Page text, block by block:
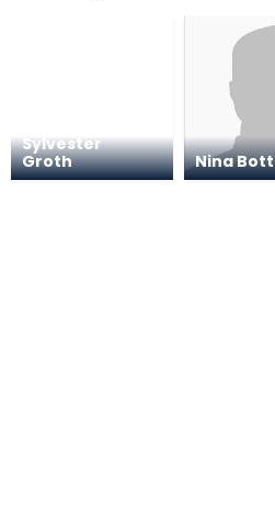
Sylvester
Groth
Nina Bott